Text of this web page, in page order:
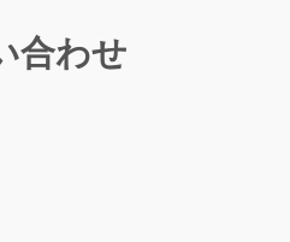
唐家湾鎮新沙三路
棟